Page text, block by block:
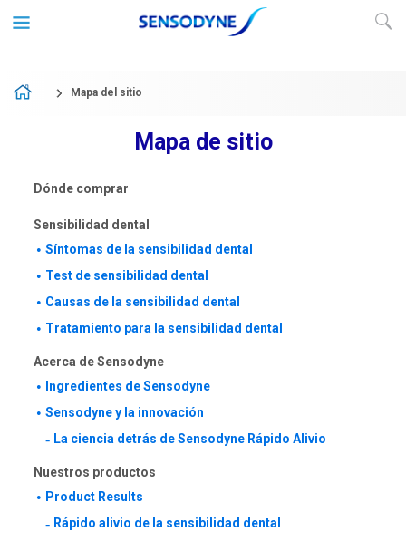
home Mapa del sitio
Mapa de sitio
Dónde comprar
Sensibilidad dental
Síntomas de la sensibilidad dental
Test de sensibilidad dental
Causas de la sensibilidad dental
Tratamiento para la sensibilidad dental
Acerca de Sensodyne
Ingredientes de Sensodyne
Sensodyne y la innovación
La ciencia detrás de Sensodyne Rápido Alivio
Nuestros productos
Product Results
Rápido alivio de la sensibilidad dental